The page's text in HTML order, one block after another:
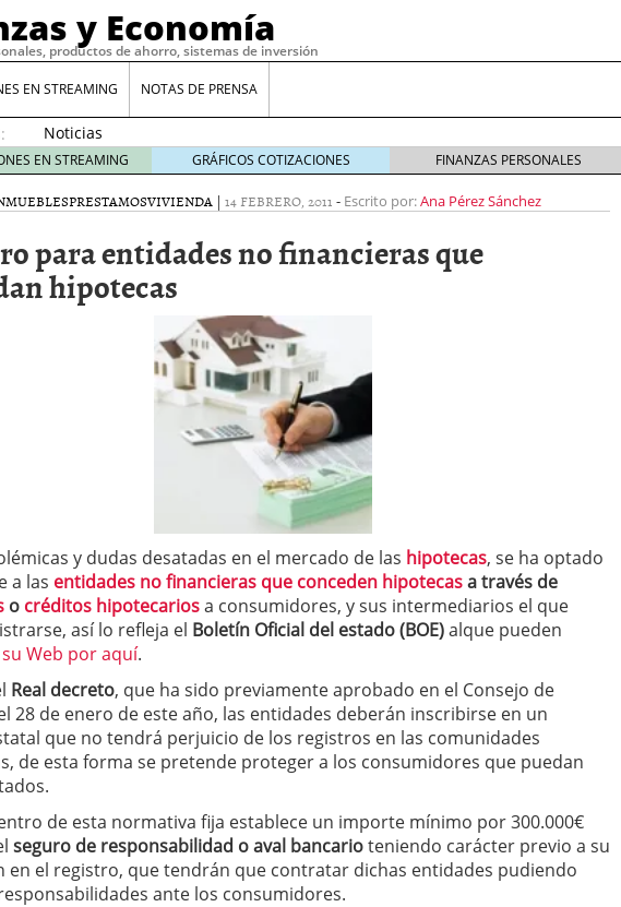
y Economía
productos de ahorro, sistemas de inversión
EN STREAMING NOTAS DE PRENSA
Noticias
de XRP
por qué
las
whales
suelen
llegar
Comparativa Costes vs Agilidad: ¿Por qué el Préstamo Promotor privado
12 de diciembre de 2025
Meses sin intereses: Cómo aprovechar esta opción para gestionar tus
24 de noviembre de 2025
Planificar tu herencia también es una decisión financiera: cómo anticiparte
21 de noviembre de 2025
¿Cuánto cuesta un software punto de venta?
EN STREAMING GRÁFICOS COTIZACIONES FINANZAS PERSONALES
PRESTAMOSVIVIENDA | 14 FEBRERO, 2011 - Escrito por:Ana Pérez Sánchez
para entidades no financieras que
hipotecas
y dudas desatadas en el mercado de las hipotecas, se ha optado
a las entidades no financieras que conceden hipotecasa través de
o créditos hipotecariosa consumidores, y sus intermediarios el que
así lo refleja el Boletín Oficial del estado (BOE)alque pueden
Web por aquí.
Real decreto, que ha sido previamente aprobado en el Consejo de
28 de enero de este año, las entidades deberán inscribirse en un
que no tendrá perjuicio de los registros en las comunidades
de esta forma se pretende proteger a los consumidores que puedan
de esta normativa fija establece un importe mínimo por 300.000€
seguro de responsabilidad o aval bancarioteniendo carácter previo a su
en el registro, que tendrán que contratar dichas entidades pudiendo
ante los consumidores.